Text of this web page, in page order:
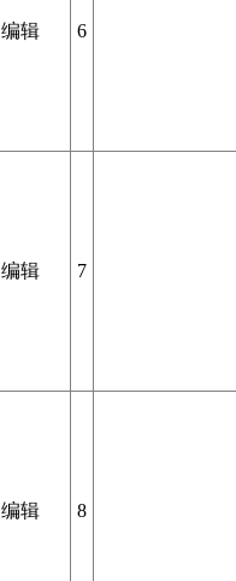
编辑 6
编辑 7
编辑 8